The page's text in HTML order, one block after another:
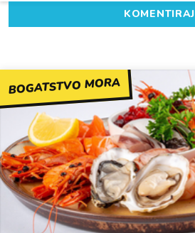
KOMENTIRAJ
BOGATSTVO MORA